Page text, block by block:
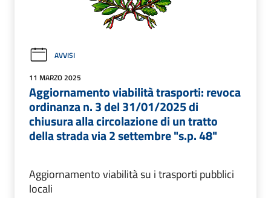
AVVISI
11 MARZO 2025
Aggiornamento viabilità trasporti: revoca
ordinanza n. 3 del 31/01/2025 di
chiusura alla circolazione di un tratto
della strada via 2 settembre "s.p. 48"
Aggiornamento viabilità su i trasporti pubblici
locali